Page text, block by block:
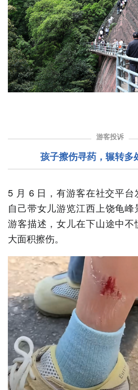
游客投诉
孩子擦伤寻药，辗转多
5 月 6 日，有游客在社交平台
自己带女儿游览江西上饶龟
游客描述，女儿在下山途中
大面积擦伤。